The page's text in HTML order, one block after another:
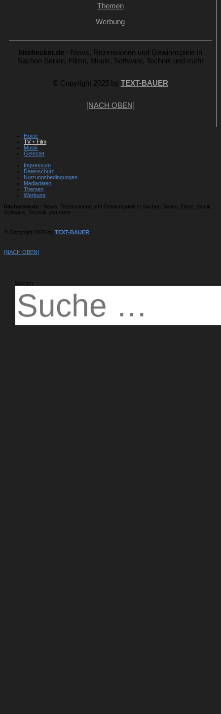
Themen
Werbung
hitchecker.de - News, Rezensionen und Gewinnspiele in
Sachen Serien, Filme, Musik, Software, Technik und mehr
© Copyright 2025 by TEXT-BAUER
[NACH OBEN]
Home
TV + Film
Musik
Getestet
Impressum
Datenschutz
Nutzungsbedingungen
Mediadaten
Themen
Werbung
hitchecker.de - News, Rezensionen und Gewinnspiele in Sachen Serien, Filme, Musik,
Software, Technik und mehr
© Copyright 2025 by TEXT-BAUER
[NACH OBEN]
Suchen